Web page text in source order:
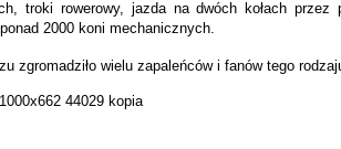
troki rowerowy, jazda na dwóch kołach przez
2000 koni mechanicznych.
zgromadziło wielu zapaleńców i fanów tego